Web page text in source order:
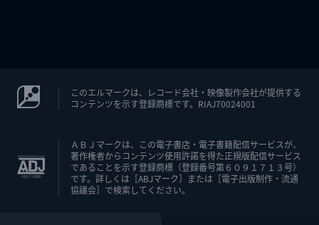
このエルマークは、レコード会社・映像製作会社が提供する
コンテンツを示す登録商標です。RIAJ70024001
ＡＢＪマークは、この電子書店・電子書籍配信サービスが、
著作権者からコンテンツ使用許諾を得た正規版配信サービス
であることを示す登録商標（登録番号第６０９１７１３号）
です。詳しくは［ABJマーク］または［電子出版制作・流通
協議会］で検索してください。